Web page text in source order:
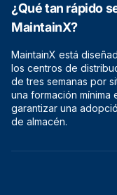
¿Qué tan rápido
MaintainX?
MaintainX está
los centros de
de tres semanas por
una formación
garantizar una
de almacén.